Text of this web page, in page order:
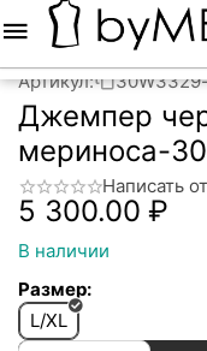
Артикул:
Джемпер
мериноса-
Написать
5 300.00 ₽
В наличии
Размер:
L/XL
Меню Корзина